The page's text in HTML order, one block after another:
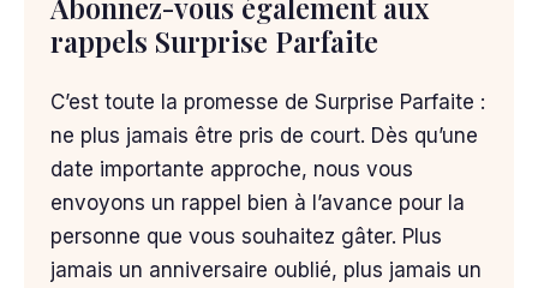
Abonnez-vous également aux
rappels Surprise Parfaite
C’est toute la promesse de Surprise Parfaite :
ne plus jamais être pris de court. Dès qu’une
date importante approche, nous vous
envoyons un rappel bien à l’avance pour la
personne que vous souhaitez gâter. Plus
jamais un anniversaire oublié, plus jamais un